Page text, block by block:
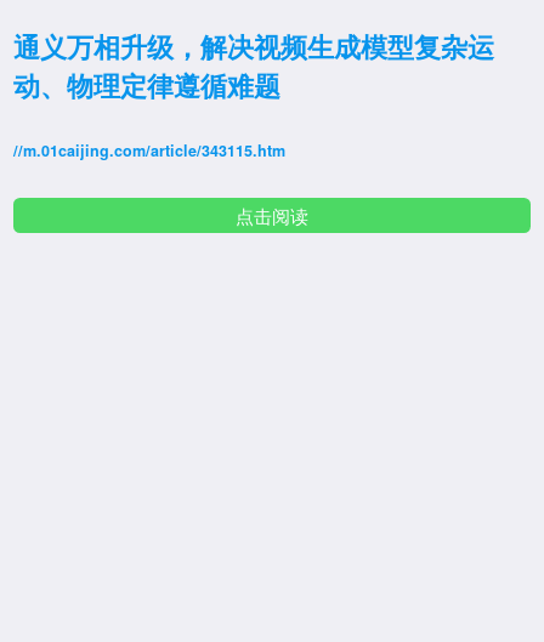
通义万相升级，解决视频生成模型复杂运
动、物理定律遵循难题
//m.01caijing.com/article/343115.htm
点击阅读